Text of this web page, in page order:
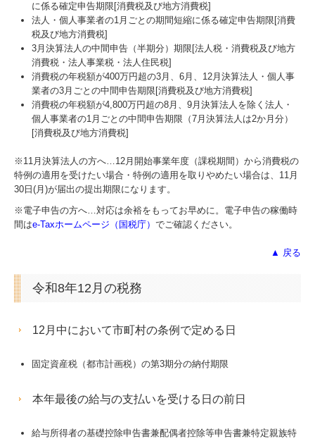
に係る確定申告期限[消費税及び地方消費税]
法人・個人事業者の1月ごとの期間短縮に係る確定申告期限[消費
税及び地方消費税]
3月決算法人の中間申告（半期分）期限[法人税・消費税及び地方
消費税・法人事業税・法人住民税]
消費税の年税額が400万円超の3月、6月、12月決算法人・個人事
業者の3月ごとの中間申告期限[消費税及び地方消費税]
消費税の年税額が4,800万円超の8月、9月決算法人を除く法人・
個人事業者の1月ごとの中間申告期限（7月決算法人は2か月分）
[消費税及び地方消費税]
※11月決算法人の方へ…12月開始事業年度（課税期間）から消費税の
特例の適用を受けたい場合・特例の適用を取りやめたい場合は、11月
30日(月)が届出の提出期限になります。
※電子申告の方へ…対応は余裕をもってお早めに。電子申告の稼働時
間はe-Taxホームページ（国税庁） でご確認ください。
▲ 戻る
令和8年12月の税務
12月中において市町村の条例で定める日
固定資産税（都市計画税）の第3期分の納付期限
本年最後の給与の支払いを受ける日の前日
給与所得者の基礎控除申告書兼配偶者控除等申告書兼特定親族特